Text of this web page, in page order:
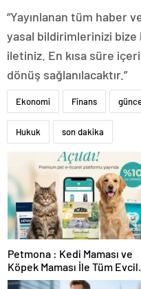
“Yayınlanan tüm haber
yasal bildirimlerinizi
iletiniz. En kısa süre
dönüş sağlanılacaktır.”
Ekonomi Finans
Hukuk son dakika
Petmona : Kedi Maması ve
Köpek Maması İle Tüm Evcil
Hayvan Ürünleri